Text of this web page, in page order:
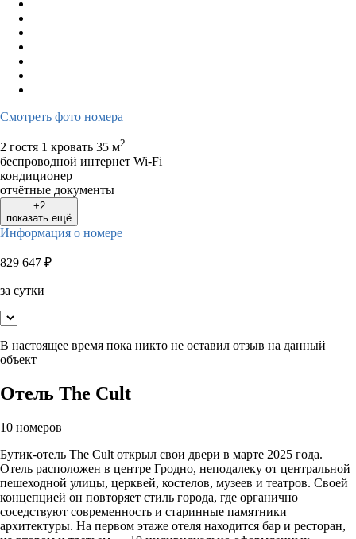
Смотреть фото номера
2 гостя 1 кровать 35 м2
беспроводной интернет Wi-Fi
кондиционер
отчётные документы
+2
показать ещё
Информация о номере
829 647 ₽
за сутки
В настоящее время пока никто не оставил отзыв на данный
объект
Отель The Cult
10 номеров
Бутик-отель The Cult открыл свои двери в марте 2025 года.
Отель расположен в центре Гродно, неподалеку от центральной
пешеходной улицы, церквей, костелов, музеев и театров. Своей
концепцией он повторяет стиль города, где органично
соседствуют современность и старинные памятники
архитектуры. На первом этаже отеля находится бар и ресторан,